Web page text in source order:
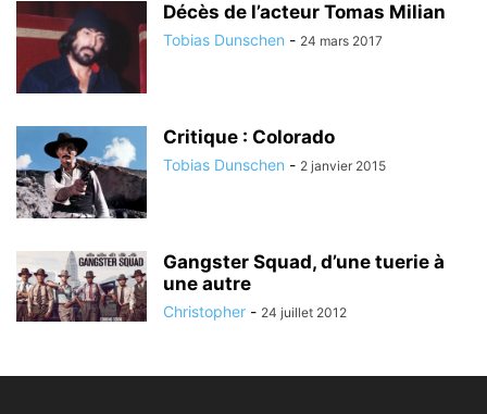
Décès de l’acteur Tomas Milian
Tobias Dunschen - 24 mars 2017
Critique : Colorado
Tobias Dunschen - 2 janvier 2015
Gangster Squad, d’une tuerie à
une autre
Christopher - 24 juillet 2012